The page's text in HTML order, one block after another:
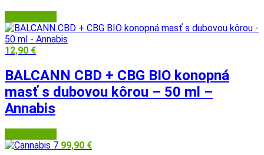
12,90 €
BALCANN CBD + CBG BIO konopná
masť s dubovou kôrou – 50 ml –
Annabis
99,90 €